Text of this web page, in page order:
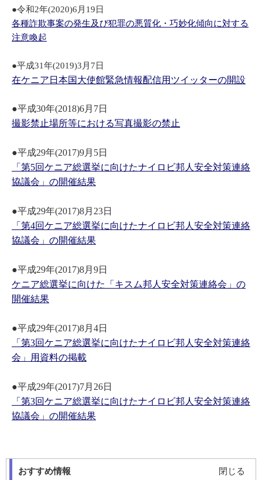
●令和2年(2020)6月19日
各種詐欺事案の発生及び犯罪の悪質化・巧妙化傾向に対する
注意喚起
●平成31年(2019)3月7日
在ケニア日本国大使館緊急情報配信用ツイッターの開設
●平成30年(2018)6月7日
撮影禁止場所等における写真撮影の禁止
●平成29年(2017)9月5日
「第5回ケニア総選挙に向けたナイロビ邦人安全対策連絡
協議会」の開催結果
●平成29年(2017)8月23日
「第4回ケニア総選挙に向けたナイロビ邦人安全対策連絡
協議会」の開催結果
●平成29年(2017)8月9日
ケニア総選挙に向けた「キスム邦人安全対策連絡会」の
開催結果
●平成29年(2017)8月4日
「第3回ケニア総選挙に向けたナイロビ邦人安全対策連絡
会」用資料の掲載
●平成29年(2017)7月26日
「第3回ケニア総選挙に向けたナイロビ邦人安全対策連絡
協議会」の開催結果
おすすめ情報 閉じる